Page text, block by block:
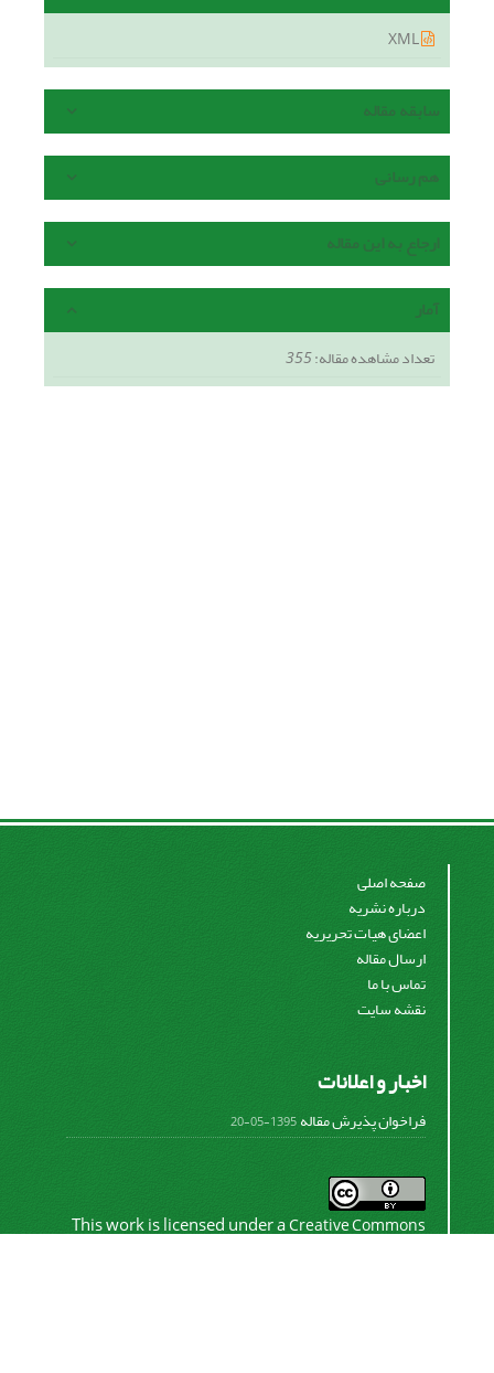
سابقه مقاله
هم رسانی
ارجاع به این مقاله
آمار
تعداد مشاهده مقاله:355
صفحه اصلی
درباره نشریه
اعضای هیات تحریریه
ارسال مقاله
تماس با ما
نقشه سایت
اخبار و اعلانات
فراخوان پذیرش مقاله1395-05-20
This work is licensed under aCreative Commons